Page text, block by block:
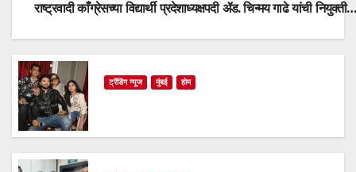
राष्ट्रवादी काँग्रेसच्या विद्यार्थी प्रदेशाध्यक्षपदी ॲड. चिन्मय गाढे यांची नियुक्ती…
ट्रेंडिंग न्यूज मुंबई होम